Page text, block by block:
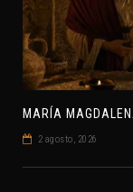
2 agosto, 2026